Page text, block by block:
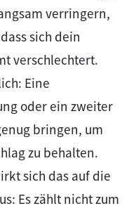
verringern,
sich dein
verschlechtert.
Eine
oder ein zweiter
bringen, um
zu behalten.
sich das auf die
Es zählt nicht zum